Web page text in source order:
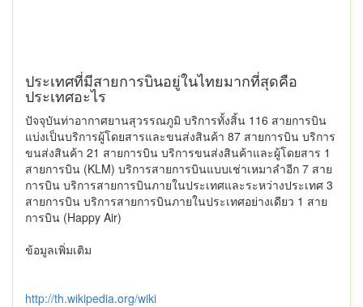
ประเทศที่มีสายการบินอยู่ในไทยมากที่สุดคือ
ประเทศอะไร
ปัจจุบันท่าอากาศยานสุวรรณภูมิ บริการทั้งสิ้น 116 สายการบิน
แบ่งเป็นบริการผู้โดยสารและขนส่งสินค้า 87 สายการบิน บริการ
ขนส่งสินค้า 21 สายการบิน บริการขนส่งสินค้าและผู้โดยสาร 1
สายการบิน (KLM) บริการสายการบินแบบเช่าเหมาลำอีก 7 สาย
การบิน บริการสายการบินภายในประเทศและระหว่างประเทศ 3
สายการบิน บริการสายการบินภายในประเทศอย่างเดียว 1 สาย
การบิน (Happy Air)
ข้อมูลเพิ่มเติม
http://th.wikipedia.org/wiki